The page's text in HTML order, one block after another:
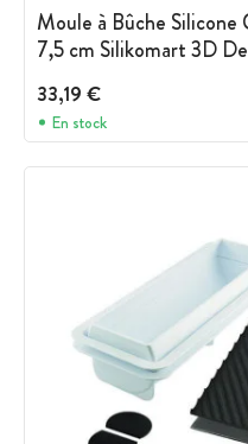
Moule à Bûche
7,5 cm Silikomart 3D
33,19 €
En stock